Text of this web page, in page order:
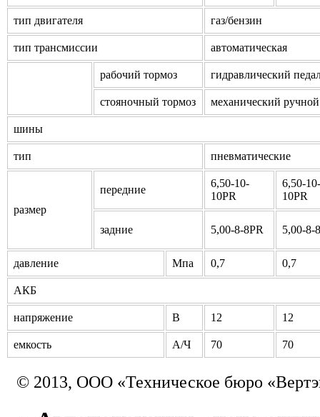
тип двигателя газ/бензин
тип трансмиссии автоматическая
рабочий тормоз гидравлический
стояночный тормоз механический ручной
шины
тип пневматические
размер
передние
6,50-10-
10PR
6,50-10-
10PR
задние 5,00-8-8PR 5,00-8-
давление Мпа 0,7 0,7
АКБ
напряжение В 12 12
емкость А/Ч 70 70
© 2013, ООО «Техническое бюро